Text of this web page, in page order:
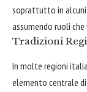
soprattutto in alcuni
assumendo ruoli
Tradizioni
In molte regioni
elemento centrale di